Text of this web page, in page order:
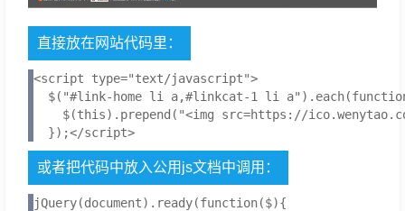
直接放在网站代码里：
<script type="text/javascript">
$("#link-home li a,#linkcat-1 li
$(this).prepend("<img src=https://
});</script>
或者把代码中放入公用js文档中调用：
jQuery(document).ready(function($){